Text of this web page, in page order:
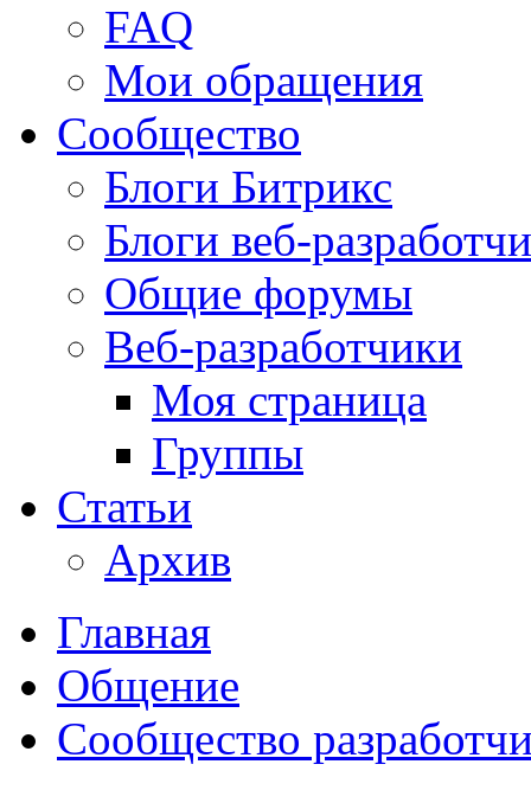
FAQ
Мои обращения
Сообщество
Блоги Битрикс
Блоги веб-
Общие форумы
Веб-разработчики
Моя страница
Группы
Статьи
Архив
Главная
Общение
Сообщество